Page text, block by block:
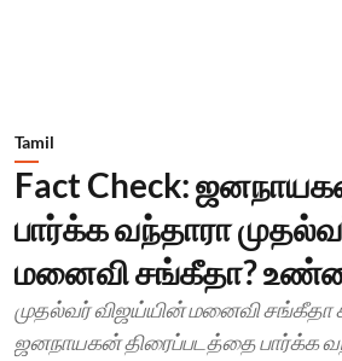
Tamil
Fact Check:
பார்க்க வந்தாரா
மனைவி சங்கீதா?
முதல்வர் விஜய்யின் மனைவி சங்கீதா
ஜனநாயகன் திரைப்படத்தை பார்க்க